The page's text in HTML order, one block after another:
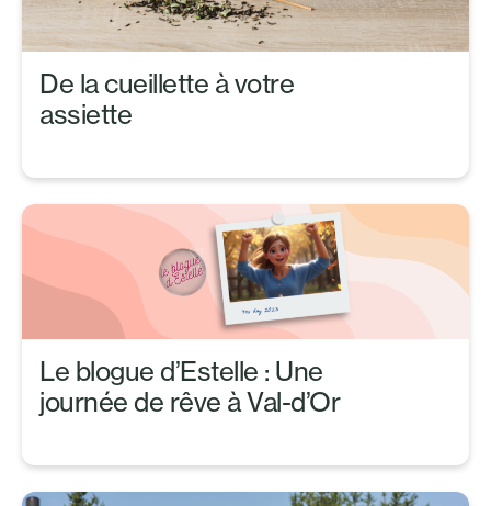
De la cueillette à votre
assiette
Le blogue d’Estelle : Une
journée de rêve à Val-d’Or